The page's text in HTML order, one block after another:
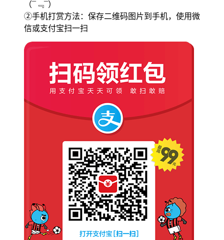
（¯﹃¯）
②手机打赏方法：保存二维码图片到手机，使用微
信或支付宝扫一扫